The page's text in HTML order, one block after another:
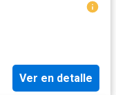
Ver en detalle